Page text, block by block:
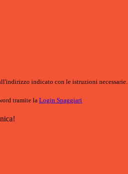
indicato con le istruzioni necessarie.
tramite la Login Spaggiari